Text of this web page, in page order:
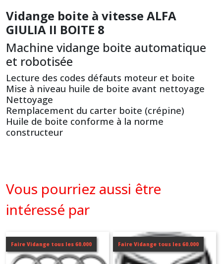
Vidange boite à vitesse ALFA
GIULIA II BOITE 8
Machine vidange boite automatique
et robotisée
Lecture des codes défauts moteur et boite
Mise à niveau huile de boite avant nettoyage
Nettoyage
Remplacement du carter boite (crépine)
Huile de boite conforme à la norme
constructeur
Vous pourriez aussi être
intéressé par
Faire Vidange tous les 60.000 Faire Vidange tous les 60.000